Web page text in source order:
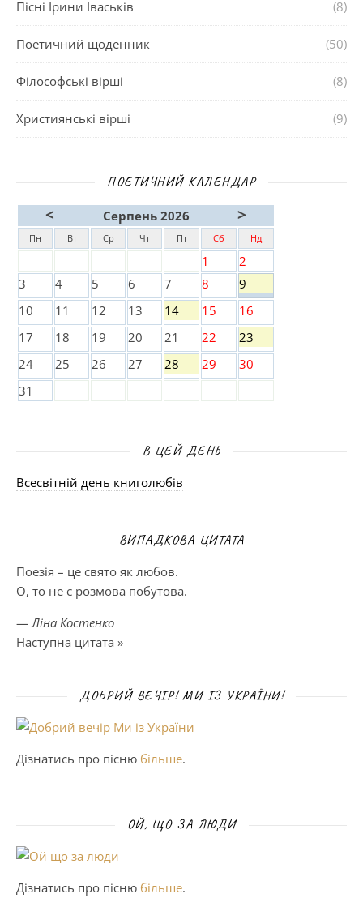
Пісні Ірини Іваськів (8)
Поетичний щоденник (50)
Філософські вірші (8)
Християнські вірші (9)
ПОЕТИЧНИЙ КАЛЕНДАР
< Серпень 2026 >
Пн Вт Ср Чт Пт Сб Нд
1
2
3
4 5 6 7 8
9
10
11 12 13 14 15
16
17
18 19 20 21 22
23
24
25 26 27 28 29
30
31
В ЦЕЙ ДЕНЬ
Всесвітній день книголюбів
ВИПАДКОВА ЦИТАТА
Поезія – це свято як любов.
О, то не є розмова побутова.
—Ліна Костенко
Наступна цитата »
ДОБРИЙ ВЕЧІР! МИ ІЗ УКРАЇНИ!
Дізнатись про пісню більше.
ОЙ, ЩО ЗА ЛЮДИ
Дізнатись про пісню більше.